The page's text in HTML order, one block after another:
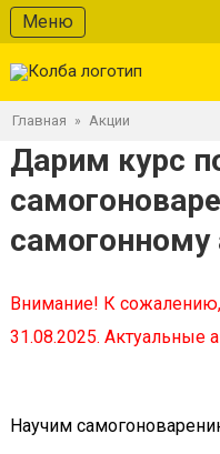
Меню
Главная » Акции
Дарим курс
самогонному
Внимание! К сожалению,
31.08.2025. Актуальные
Научим